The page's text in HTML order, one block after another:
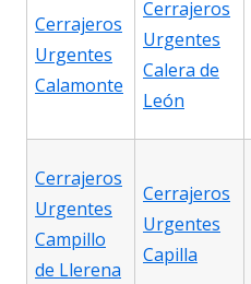
Cerrajeros
Urgentes
Calamonte
Cerrajeros
Urgentes
Calera de
León
Cerrajeros
Urgentes
Campillo
de Llerena
Cerrajeros
Urgentes
Capilla